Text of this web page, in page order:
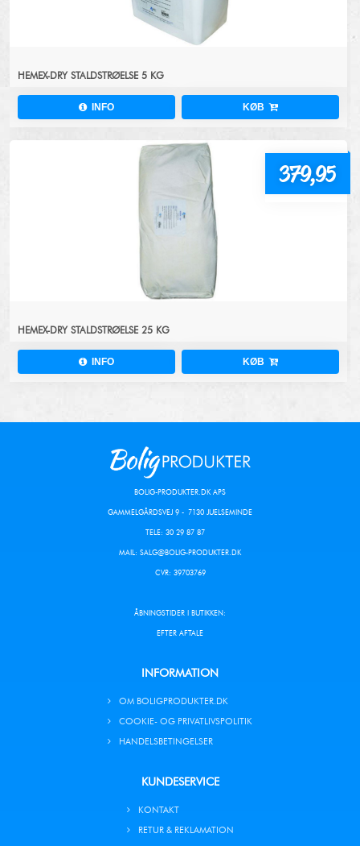
HEMEX-DRY STALDSTRØELSE 5 KG
INFO KØB
HEMEX-DRY STALDSTRØELSE 25 KG
INFO KØB
379,95
BOLIG-PRODUKTER.DK APS
GAMMELGÅRDSVEJ 9 - 7130 JUELSEMINDE
TELE: 30 29 87 87
MAIL: SALG@BOLIG-PRODUKTER.DK
CVR: 39703769
ÅBNINGSTIDER I BUTIKKEN:
EFTER AFTALE
INFORMATION
OM BOLIGPRODUKTER.DK
COOKIE- OG PRIVATLIVSPOLITIK
HANDELSBETINGELSER
KUNDESERVICE
KONTAKT
RETUR & REKLAMATION